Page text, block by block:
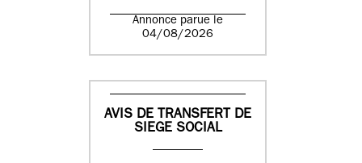
Annonce parue le
04/08/2026
AVIS DE TRANSFERT DE
SIEGE SOCIAL